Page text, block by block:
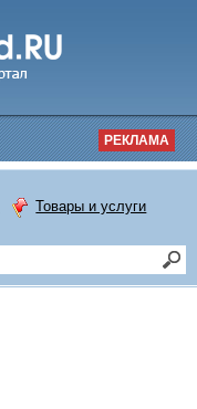
РЕКЛАМА
Товары и услуги